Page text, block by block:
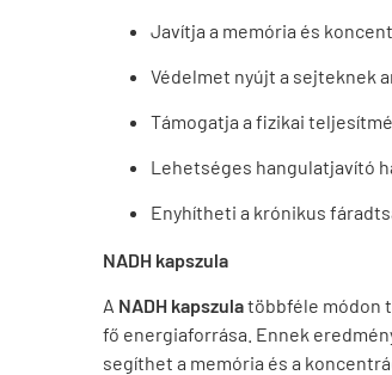
Javítja a memória és
Védelmet nyújt a sejteknek
Támogatja a fizikai
Lehetséges hangulatjavító
Enyhítheti a krónikus
NADH kapszula
A NADH kapszulatöbbféle módon
fő energiaforrása. Ennek
segíthet a memória és a